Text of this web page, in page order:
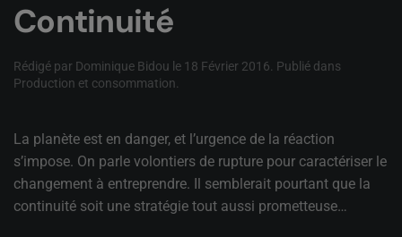
Continuité
Rédigé par Dominique Bidou le 18 Février 2016 . Publié dans
Production et consommation
La planète est en danger, et l’urgence de la réaction
s’impose. On parle volontiers de rupture pour caractériser le
changement à entreprendre. Il semblerait pourtant que la
continuité soit une stratégie tout aussi prometteuse…